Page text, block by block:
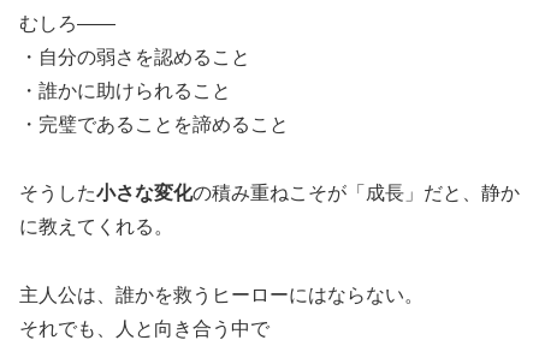
むしろ――
・自分の弱さを認めること
・誰かに助けられること
・完璧であることを諦めること
そうした小さな変化の積み重ねこそが「成長」だと、静か
に教えてくれる。
主人公は、誰かを救うヒーローにはならない。
それでも、人と向き合う中で